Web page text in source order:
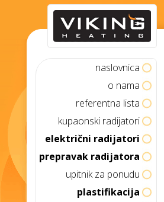
naslovnica
o nama
referentna lista
kupaonski radijatori
električni radijatori
prepravak radijatora
upitnik za ponudu
plastifikacija